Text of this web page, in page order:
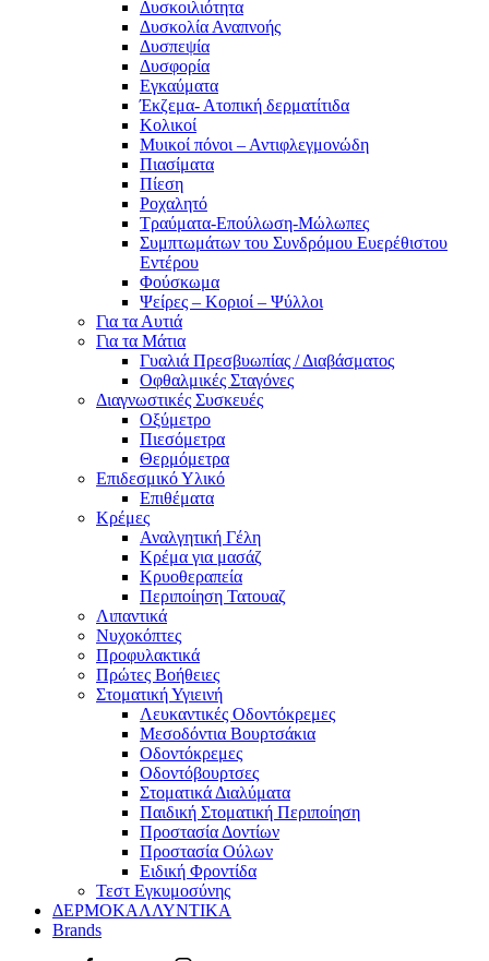
Δυσκοιλιότητα
Δυσκολία Αναπνοής
Δυσπεψία
Δυσφορία
Εγκαύματα
Έκζεμα- Ατοπική δερματίτιδα
Κολικοί
Μυικοί πόνοι – Αντιφλεγμονώδη
Πιασίματα
Πίεση
Ροχαλητό
Τραύματα-Επούλωση-Μώλωπες
Συμπτωμάτων του Συνδρόμου Ευερέθιστου
Εντέρου
Φούσκωμα
Ψείρες – Κοριοί – Ψύλλοι
Για τα Αυτιά
Για τα Μάτια
Γυαλιά Πρεσβυωπίας / Διαβάσματος
Οφθαλμικές Σταγόνες
Διαγνωστικές Συσκευές
Οξύμετρο
Πιεσόμετρα
Θερμόμετρα
Επιδεσμικό Υλικό
Επιθέματα
Κρέμες
Αναλγητική Γέλη
Κρέμα για μασάζ
Κρυοθεραπεία
Περιποίηση Τατουαζ
Λιπαντικά
Νυχοκόπτες
Προφυλακτικά
Πρώτες Βοήθειες
Στοματική Υγιεινή
Λευκαντικές Οδοντόκρεμες
Μεσοδόντια Βουρτσάκια
Οδοντόκρεμες
Οδοντόβουρτσες
Στοματικά Διαλύματα
Παιδική Στοματική Περιποίηση
Προστασία Δοντίων
Προστασία Ούλων
Ειδική Φροντίδα
Τεστ Εγκυμοσύνης
ΔΕΡΜΟΚΑΛΛΥΝΤΙΚΑ
Brands